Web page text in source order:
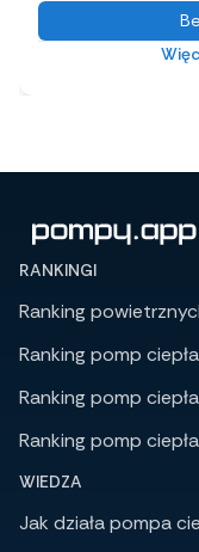
RANKINGI
Ranking
Ranking pomp
Ranking pomp
Ranking pomp
WIEDZA
Jak działa pompa